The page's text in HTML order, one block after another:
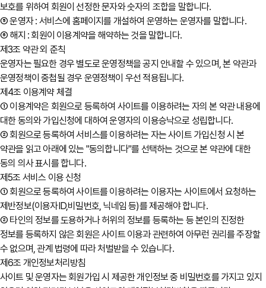
보호를 위하여 회원이 선정한 문자와 숫자의 조합을 말합니다.
⑤ 운영자 : 서비스에 홈페이지를 개설하여 운영하는 운영자를 말합니다.
⑥ 해지 : 회원이 이용계약을 해약하는 것을 말합니다.
제3조 약관 외 준칙
운영자는 필요한 경우 별도로 운영정책을 공지 안내할 수 있으며, 본 약관과
운영정책이 중첩될 경우 운영정책이 우선 적용됩니다.
제4조 이용계약 체결
① 이용계약은 회원으로 등록하여 사이트를 이용하려는 자의 본 약관 내용에
대한 동의와 가입신청에 대하여 운영자의 이용승낙으로 성립합니다.
② 회원으로 등록하여 서비스를 이용하려는 자는 사이트 가입신청 시 본
약관을 읽고 아래에 있는 "동의합니다"를 선택하는 것으로 본 약관에 대한
동의 의사 표시를 합니다.
제5조 서비스 이용 신청
① 회원으로 등록하여 사이트를 이용하려는 이용자는 사이트에서 요청하는
제반정보(이용자ID,비밀번호, 닉네임 등)를 제공해야 합니다.
② 타인의 정보를 도용하거나 허위의 정보를 등록하는 등 본인의 진정한
정보를 등록하지 않은 회원은 사이트 이용과 관련하여 아무런 권리를 주장할
수 없으며, 관계 법령에 따라 처벌받을 수 있습니다.
제6조 개인정보처리방침
사이트 및 운영자는 회원가입 시 제공한 개인정보 중 비밀번호를 가지고 있지